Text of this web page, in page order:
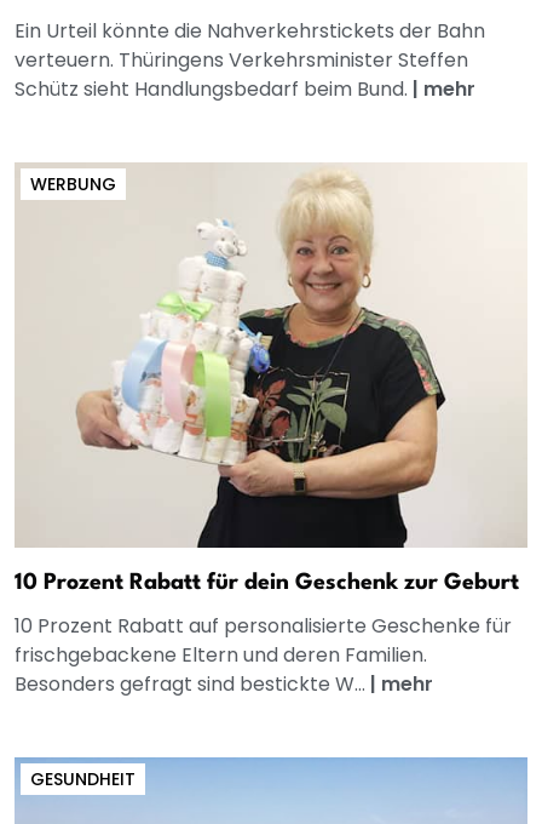
Ein Urteil könnte die Nahverkehrstickets der Bahn
verteuern. Thüringens Verkehrsminister Steffen
Schütz sieht Handlungsbedarf beim Bund. | mehr
WERBUNG
10 Prozent Rabatt für dein Geschenk zur Geburt
10 Prozent Rabatt auf personalisierte Geschenke für
frischgebackene Eltern und deren Familien.
Besonders gefragt sind bestickte W... | mehr
GESUNDHEIT